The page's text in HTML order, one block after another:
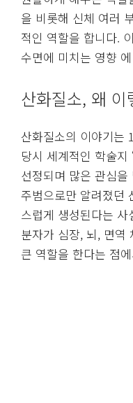
을 비롯해 신체 여러
적인 역할을 합니다.
수면에 미치는 영향
산화질소, 왜 이
산화질소의 이야기는
당시 세계적인 학술지
선정되며 많은 관심
주범으로만 알려졌던
스럽게 생성된다는
분자가 심장, 뇌, 면역
큰 역할을 한다는 점